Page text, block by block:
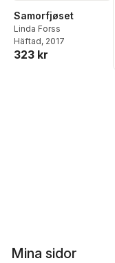
Samorfjøset
Linda Forss
Häftad, 2017
323 kr
Mina sidor